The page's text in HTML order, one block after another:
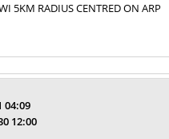
5KM RADIUS CENTRED ON ARP
04:09
12:00